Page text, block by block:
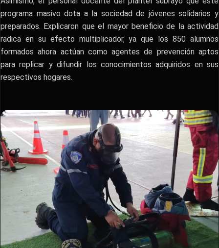
programa masivo dota a la sociedad de jóvenes solidarios y
preparados. Explicaron que el mayor beneficio de la actividad
radica en su efecto multiplicador, ya que los 850 alumnos
formados ahora actúan como agentes de prevención aptos
para replicar y difundir los conocimientos adquiridos en sus
respectivos hogares.